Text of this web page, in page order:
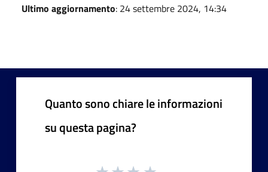
Ultimo aggiornamento: 24 settembre 2024, 14:34
Quanto sono chiare le informazioni
su questa pagina?